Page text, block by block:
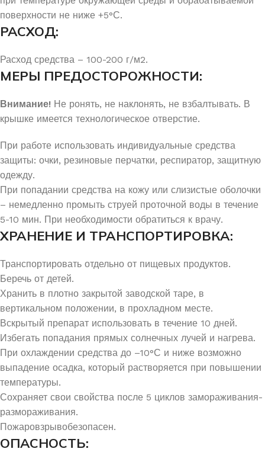
поверхности не ниже +5°С.
РАСХОД:
Расход средства – 100-200 г/м2.
МЕРЫ ПРЕДОСТОРОЖНОСТИ:
Внимание! Не ронять, не наклонять, не взбалтывать. В
крышке имеется технологическое отверстие.
При работе использовать индивидуальные средства
защиты: очки, резиновые перчатки, респиратор, защитную
одежду.
При попадании средства на кожу или слизистые оболочки
– немедленно промыть струей проточной воды в течение
5-10 мин. При необходимости обратиться к врачу.
ХРАНЕНИЕ И ТРАНСПОРТИРОВКА:
Транспортировать отдельно от пищевых продуктов.
Беречь от детей.
Хранить в плотно закрытой заводской таре, в
вертикальном положении, в прохладном месте.
Вскрытый препарат использовать в течение 10 дней.
Избегать попадания прямых солнечных лучей и нагрева.
При охлаждении средства до –10°С и ниже возможно
выпадение осадка, который растворяется при повышении
температуры.
Сохраняет свои свойства после 5 циклов замораживания-
размораживания.
Пожаровзрывобезопасен.
ОПАСНОСТЬ: